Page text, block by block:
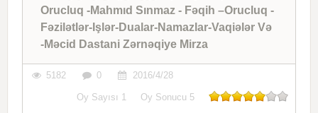
Orucluq -Mahmıd Sınmaz - Fəqih –Orucluq -
Fəzilətlər-Işlər-Dualar-Namazlar-Vaqiələr Və
-Məcid Dastani Zərnəqiye Mirza
5182 0 2016/4/28
Oy Sayısı 1 Oy Sonucu 5